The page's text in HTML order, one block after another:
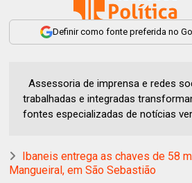
Definir como fonte preferida no
Assessoria de imprensa e redes
trabalhadas e integradas
fontes especializadas de notícias
Ibaneis entrega as chaves de 58
Mangueiral, em São Sebastião